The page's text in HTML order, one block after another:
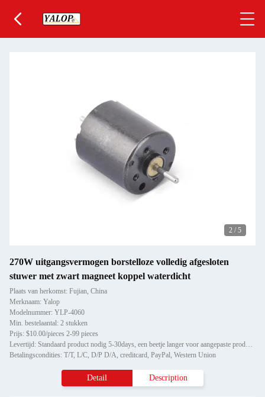
2 / 5
270W uitgangsvermogen borstelloze volledig afgesloten
stuwer met zwart magneet koppel waterdicht
Plaats van herkomst: Fujian, China
Merknaam: Yalop
Modelnummer: YLP-4060
Min. bestelaantal: 2 stukken
Prijs: $10.00/pieces 2-99 pieces
Levertijd: Standaard product nodig 5-30days, een beetje langer voor aangepaste producten.
Betalingscondities: T/T, L/C, D/P D/A, creditcard, PayPal, Western Union
Detail Description